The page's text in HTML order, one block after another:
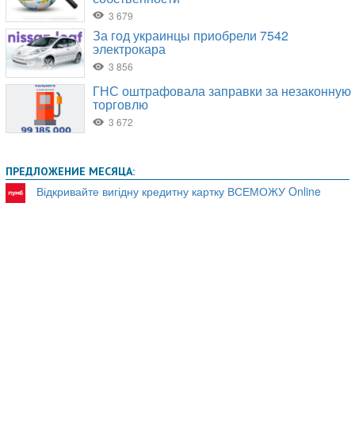
ПРЕДЛОЖЕНИЕ МЕСЯЦА:
Відкривайте вигідну кредитну картку ВСЕМОЖУ Online